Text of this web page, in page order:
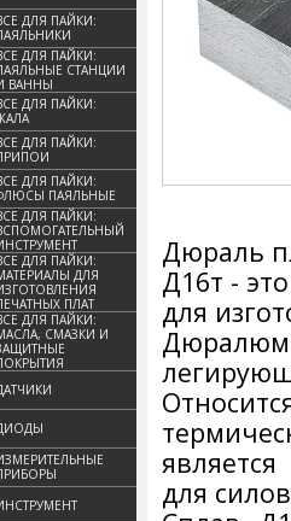
ДЛЯ ПАЙКИ:
ДЛЯ ПАЙКИ:
СТАНЦИИ
ВАННЫ
ДЛЯ ПАЙКИ:
ДЛЯ ПАЙКИ:
ДЛЯ ПАЙКИ:
ПАЯЛЬНЫЕ
ДЛЯ ПАЙКИ:
ДЛЯ ПАЙКИ:
ДЛЯ
ПЛАТ
ДЛЯ ПАЙКИ:
СМАЗКИ И
Дюраль
Д16т -
для
для